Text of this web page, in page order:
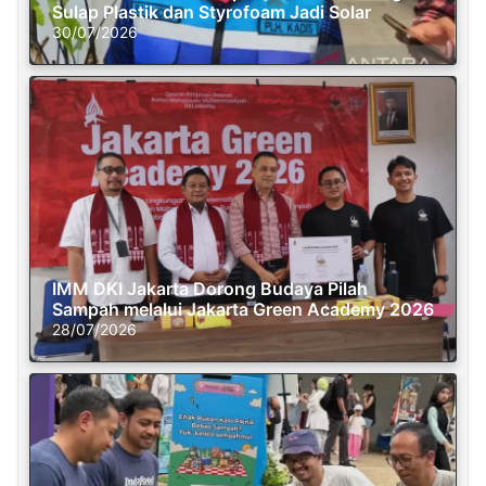
Sulap Plastik dan Styrofoam Jadi Solar
30/07/2026
IMM DKI Jakarta Dorong Budaya Pilah
Sampah melalui Jakarta Green Academy 2026
28/07/2026